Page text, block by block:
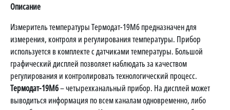
Описание
Измеритель температуры Термодат-19М6 предназначен для
измерения, контроля и регулирования температуры. Прибор
используется в комплекте с датчиками температуры. Большой
графический дисплей позволяет наблюдать за качеством
регулирования и контролировать технологический процесс.
Термодат-19М6– четырехканальный прибор. На дисплей может
выводиться информация по всем каналам одновременно, либо